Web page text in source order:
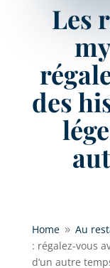
Les
des
Home 9 Au
: régalez-vous
d’un autre